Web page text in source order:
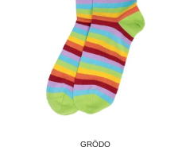
GRÖDO